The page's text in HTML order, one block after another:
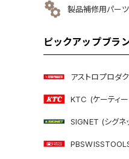
製品補修用パーツ
ピックアップブラ
アストロプロダ
KTC (ケーティ
SIGNET (シグネ